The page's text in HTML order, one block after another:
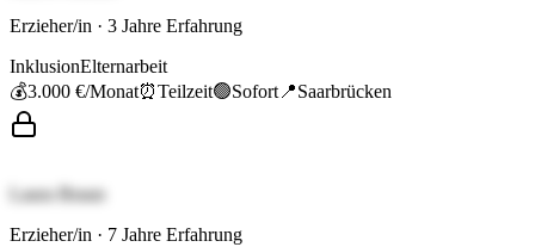
Erzieher/in · 3 Jahre Erfahrung
InklusionElternarbeit
💰3.000 €/Monat⏰Teilzeit🟢Sofort 📍Saarbrücken
Laura Braun
Erzieher/in · 7 Jahre Erfahrung